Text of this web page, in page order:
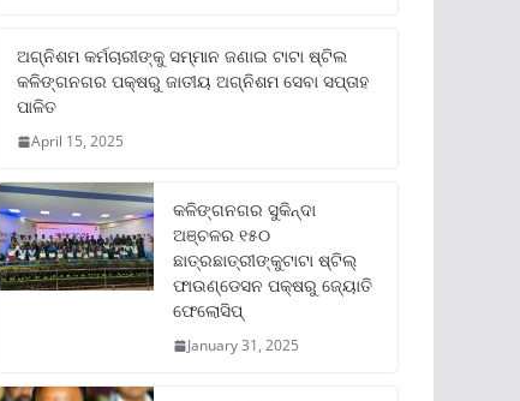
ଅଗ୍ନିଶମ କର୍ମଚାରୀଙ୍କୁ ସମ୍ମାନ ଜଣାଇ ଟାଟା ଷ୍ଟିଲ
କଳିଙ୍ଗନଗର ପକ୍ଷରୁ ଜାତୀୟ ଅଗ୍ନିଶମ ସେବା ସପ୍ତାହ
ପାଳିତ
April 15, 2025
କଳିଙ୍ଗନଗର ସୁକିନ୍ଦା
ଅଞ୍ଚଳର ୧୫୦
ଛାତ୍ରଛାତ୍ରୀଙ୍କୁଟାଟା ଷ୍ଟିଲ୍
ଫାଉଣ୍ଡେସନ ପକ୍ଷରୁ ଜ୍ୟୋତି
ଫେଲୋସିପ୍‌
January 31, 2025